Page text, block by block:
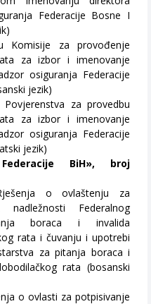
Federacije Bosne I
Komisije za provođenje
za izbor i imenovanje
osiguranja Federacije
jezik)
Povjerenstva za provedbu
za izbor i imenovanje
osiguranja Federacije
jezik)
BiH», broj
o ovlaštenju za
Federalnog
boraca i invalida
rata i čuvanju i upotrebi
za pitanja boraca i
rata (bosanski
o ovlasti za potpisivanje